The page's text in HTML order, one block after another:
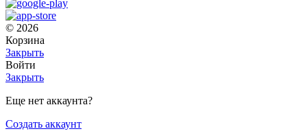
© 2026
Корзина
Закрыть
Войти
Закрыть
Еще нет аккаунта?
Создать аккаунт